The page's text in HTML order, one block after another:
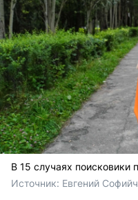
В 15 случаях поисковики
Источник: Евгений